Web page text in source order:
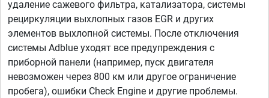
удаление сажевого фильтра, катализатора, системы
рециркуляции выхлопных газов EGR и других
элементов выхлопной системы. После отключения
системы Adblue уходят все предупреждения с
приборной панели (например, пуск двигателя
невозможен через 800 км или другое ограничение
пробега), ошибки Check Engine и другие проблемы.